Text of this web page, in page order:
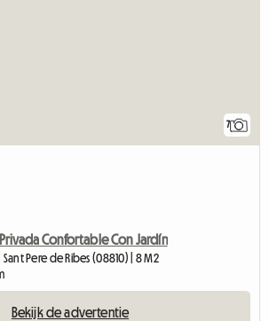
7
Confortable Con Jardín
Pere de Ribes (08810) | 8 M2
Bekijk de advertentie